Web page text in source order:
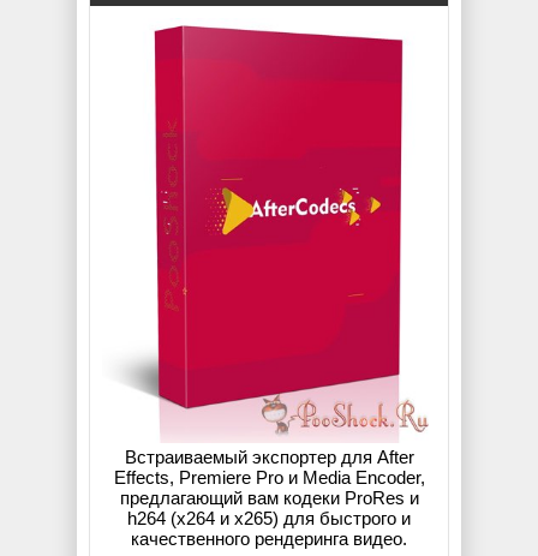
Встраиваемый экспортер для After
Effects, Premiere Pro и Media Encoder,
предлагающий вам кодеки ProRes и
h264 (x264 и x265) для быстрого и
качественного рендеринга видео.